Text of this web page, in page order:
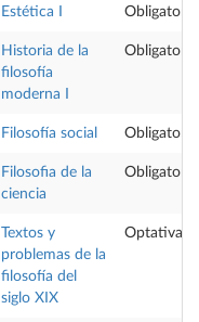
Estética I Obligatoria
Historia de la
filosofía
moderna I
Obligatoria
Filosofía social Obligatoria
Filosofia de la
ciencia
Obligatoria
Textos y
problemas de la
filosofía del
siglo XIX
Optativa